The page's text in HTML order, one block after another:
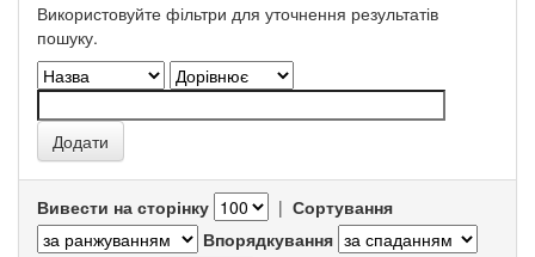
Використовуйте фільтри для уточнення результатів
пошуку.
Вивести на сторінку | Сортування
Впорядкування